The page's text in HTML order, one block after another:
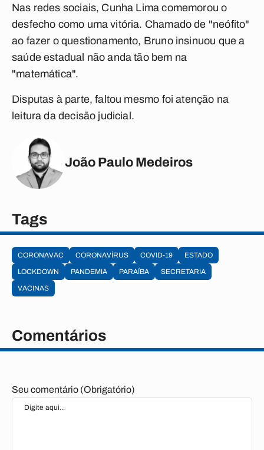
Nas redes sociais, Cunha Lima comemorou o
desfecho como uma vitória. Chamado de "neófito"
ao fazer o questionamento, Bruno insinuou que a
saúde estadual não anda tão bem na
"matemática".
Disputas à parte, faltou mesmo foi atenção na
leitura da decisão judicial.
João Paulo Medeiros
Tags
CORONAVAC CORONAVÍRUS COVID-19
ESTADO
LOCKDOWN
PANDEMIA PARAÍBA
SECRETARIA
VACINAS
Comentários
Seu comentário (Obrigatório)